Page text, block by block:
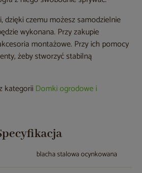
dzięki czemu możesz samodzielnie
wykonana. Przy zakupie
montażowe. Przy ich pomocy
żeby stworzyć stabilną
kategoriiDomki ogrodowe i
blacha stalowa ocynkowana